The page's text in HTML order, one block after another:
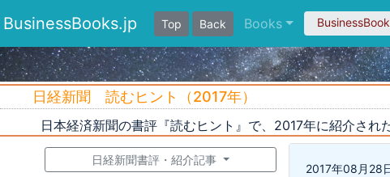
BusinessBooks.jp Top Back Books
日経新聞 読むヒント（2017年）
日本経済新聞の書評『読むヒント』で、2017年に紹介され
日経新聞書評・紹介記事
2017年08月28